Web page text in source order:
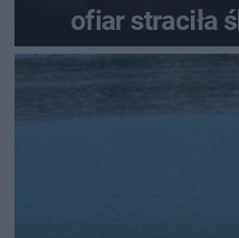
ofiar straciła